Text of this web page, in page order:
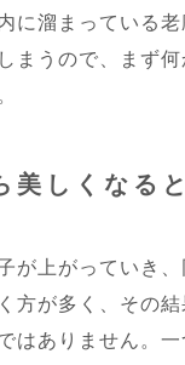
溜まっている老
まうので、まず
しくなる
が上がっていき
方が多く、その
はありません。